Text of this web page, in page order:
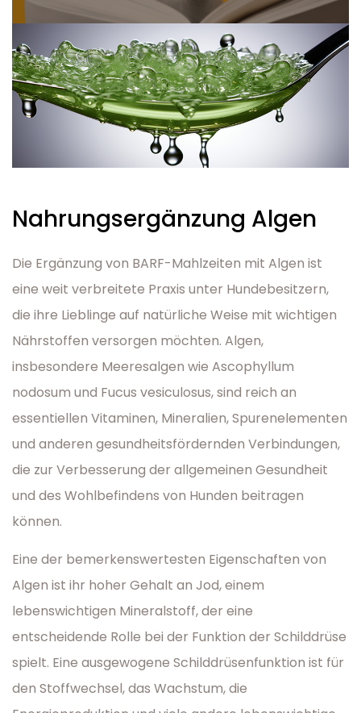
Nahrungsergänzung Algen
Die Ergänzung von BARF-Mahlzeiten mit Algen ist
eine weit verbreitete Praxis unter Hundebesitzern,
die ihre Lieblinge auf natürliche Weise mit wichtigen
Nährstoffen versorgen möchten. Algen,
insbesondere Meeresalgen wie Ascophyllum
nodosum und Fucus vesiculosus, sind reich an
essentiellen Vitaminen, Mineralien, Spurenelementen
und anderen gesundheitsfördernden Verbindungen,
die zur Verbesserung der allgemeinen Gesundheit
und des Wohlbefindens von Hunden beitragen
können.
Eine der bemerkenswertesten Eigenschaften von
Algen ist ihr hoher Gehalt an Jod, einem
lebenswichtigen Mineralstoff, der eine
entscheidende Rolle bei der Funktion der Schilddrüse
spielt. Eine ausgewogene Schilddrüsenfunktion ist für
den Stoffwechsel, das Wachstum, die